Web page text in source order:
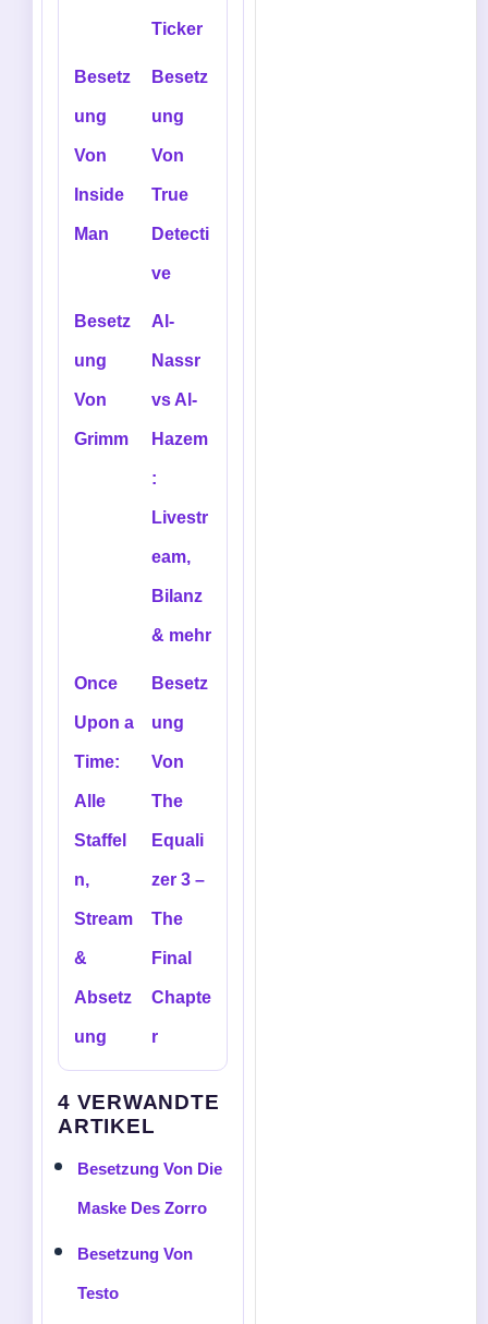
Ticker
Besetz
ung
Von
Inside
Man
Besetz
ung
Von
True
Detecti
ve
Besetz
ung
Von
Grimm
Al-
Nassr
vs Al-
Hazem
:
Livestr
eam,
Bilanz
& mehr
Once
Upon a
Time:
Alle
Staffel
n,
Stream
&
Absetz
ung
Besetz
ung
Von
The
Equali
zer 3 –
The
Final
Chapte
r
4 VERWANDTE
ARTIKEL
Besetzung Von Die
Maske Des Zorro
Besetzung Von
Testo